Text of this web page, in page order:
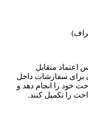
اعتماد متقابل
برای سفارشات داخل
خود را انجام دهد و
را تکمیل کنند.